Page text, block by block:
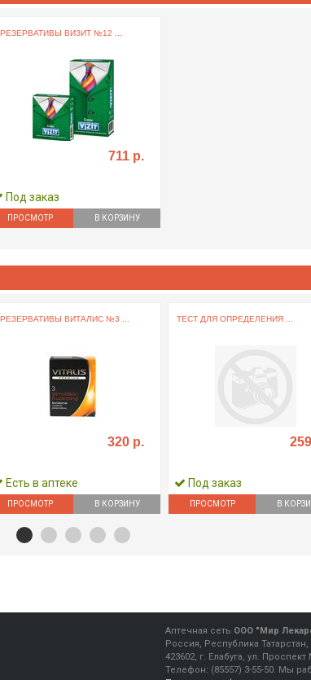
ВИЗИТ №12 ...
711 р.
Под заказ
ПРОСМОТР В КОРЗИНУ
ВИТАЛИС №3 ...
320 р.
Есть в аптеке
ПРОСМОТР В КОРЗИНУ
ТЕСТ ДЛЯ ОПРЕДЕЛЕНИЯ ...
Под заказ
ПРОСМОТР В
Аптечная сеть ООО "Мир
Россия, Республика Татарстан,
423602, г. Елабуга, ул. Проспект
Телефон: (85557) 3-55-50. Мы